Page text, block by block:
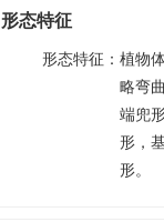
形态特征
形态特征 ： 植物
略弯
端兜
形，
形。